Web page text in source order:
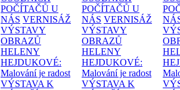
POČÍTAČŮ U
NÁS VERNISÁŽ
VÝSTAVY
OBRAZŮ
HELENY
HEJDUKOVÉ:
Malování je radost
VÝSTAVA K
POČÍTAČŮ U
NÁS VERNISÁŽ
VÝSTAVY
OBRAZŮ
HELENY
HEJDUKOVÉ:
Malování je radost
VÝSTAVA K